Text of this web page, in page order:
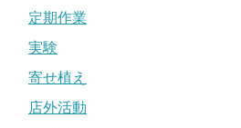
定期作業
実験
寄せ植え
店外活動